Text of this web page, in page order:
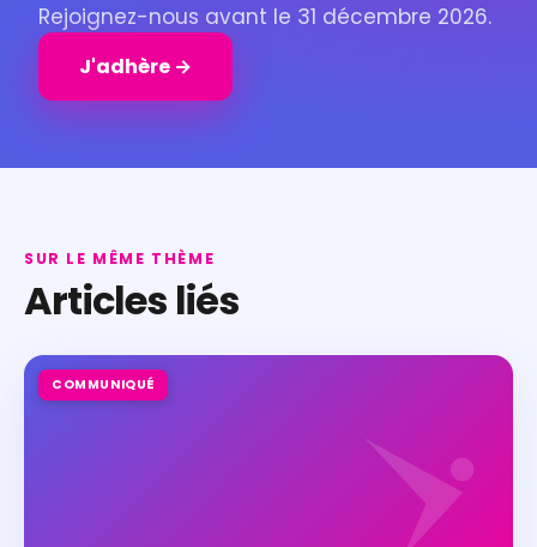
Rejoignez-nous avant le 31 décembre 2026.
J'adhère →
SUR LE MÊME THÈME
Articles liés
COMMUNIQUÉ